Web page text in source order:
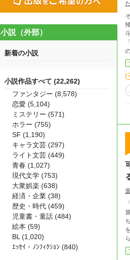
そ
「
ルキ編 センタレアから出
り…？ 第三章 ナフィコ
ド【
ち主だった
ら
シス
小説（外部）
新着の小説
小説作品すべて (22,262)
ファンタジー (8,578)
恋愛 (5,104)
ミステリー (571)
ホラー (755)
SF (1,190)
キャラ文芸 (297)
ライト文芸 (449)
青春 (1,027)
現代文学 (753)
大衆娯楽 (638)
経済・企業 (38)
歴史・時代 (459)
児童書・童話 (484)
絵本 (59)
BL (1,020)
ｴｯｾｲ・ﾉﾝﾌｨｸｼｮﾝ (840)